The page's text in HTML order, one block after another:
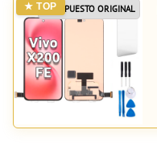
REPUESTO ORIGINAL